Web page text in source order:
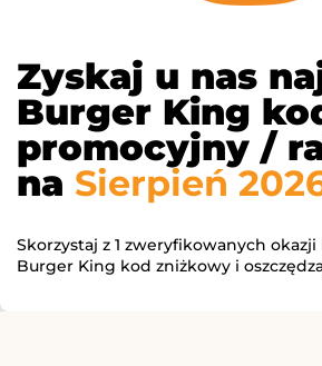
Zyskaj u nas
Burger King
promocyjny /
na Sierpień
Skorzystaj z 1 zweryfikowanych
Burger King kod zniżkowy i